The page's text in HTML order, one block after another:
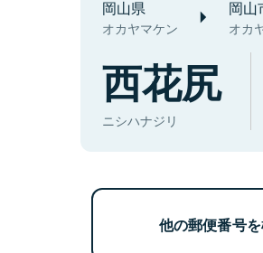
岡山県
オカヤマケン
岡山
オカ
西花尻
ニシハナジリ
他の郵便番号